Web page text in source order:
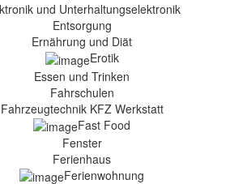
und Unterhaltungselektronik
Entsorgung
Ernährung und Diät
Erotik
Essen und Trinken
Fahrschulen
Fahrzeugtechnik KFZ Werkstatt
Fast Food
Fenster
Ferienhaus
Ferienwohnung